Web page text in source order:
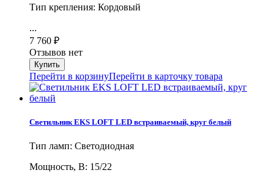
Тип крепления: Кордовый
...
7 760 ₽
Отзывов нет
Перейти в корзинуПерейти в карточку товара
Светильник EKS LOFT LED встраиваемый, круг белый
Тип ламп: Светодиодная
Мощность, В: 15/22